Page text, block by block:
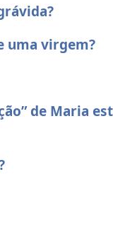
uma virgem?
de Maria